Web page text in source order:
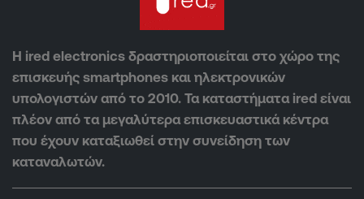
Η ired electronics δραστηριοποιείται στο χώρο της
επισκευής smartphones και ηλεκτρονικών
υπολογιστών από το 2010. Τα καταστήματα ired είναι
πλέον από τα μεγαλύτερα επισκευαστικά κέντρα
που έχουν καταξιωθεί στην συνείδηση των
καταναλωτών.